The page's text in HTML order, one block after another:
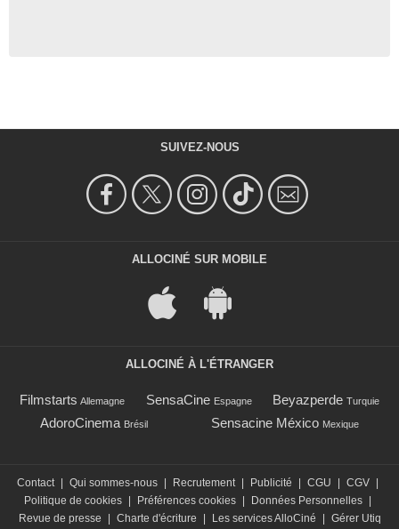
SUIVEZ-NOUS
ALLOCINÉ SUR MOBILE
ALLOCINÉ À L'ÉTRANGER
Filmstarts Allemagne SensaCine Espagne Beyazperde Turquie
AdoroCinema Brésil Sensacine México Mexique
Contact | Qui sommes-nous | Recrutement | Publicité | CGU | CGV |
Politique de cookies | Préférences cookies | Données Personnelles |
Revue de presse
| Charte d'écriture | Les services AlloCiné | Gérer Utiq